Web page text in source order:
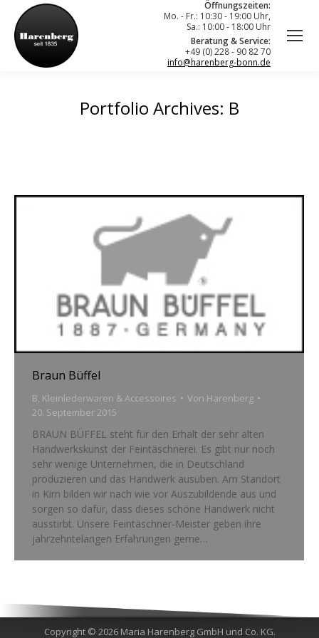
Öffnungszeiten:
Mo. - Fr.: 10:30 - 19:00 Uhr,
Sa.: 10:00 - 18:00 Uhr
Beratung & Service:
+49 (0) 228 - 90 82 70
info@harenberg-bonn.de
Portfolio Archives: B
Braun Büffel
B, Kleinlederwaren & Accessoires Von Harenberg
20. September 2015
BRAUN BÜFFEL steht für den Erhalt der sehr alten
Handwerkskunst der Feintäschnerei. Es gibt nur noch
sehr wenige Unternehmen, die in Deutschland
produzieren und das Handwerk ausüben. Am Standort
in Kirn bilden wir nach wie vor Auszubildende aus und
sorgen so dafür, dass dieses schöne Handwerk nicht
ausstirbt. Unsere Feintäschner-Meister geben ihre
jahrzehntelangen Erfahrungen gerne…
Copyright © 2026 Maria Harenberg GmbH und Co. KG.